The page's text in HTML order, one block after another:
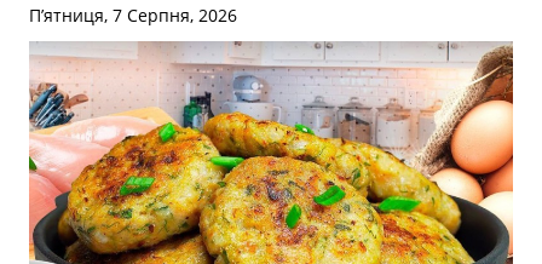
П’ятниця, 7 Серпня, 2026